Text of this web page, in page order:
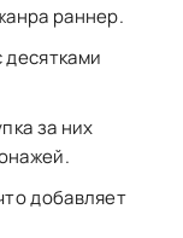
раннер.
за них
добавляет